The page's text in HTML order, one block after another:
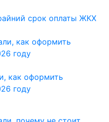
срок оплаты ЖКХ
как оформить
году